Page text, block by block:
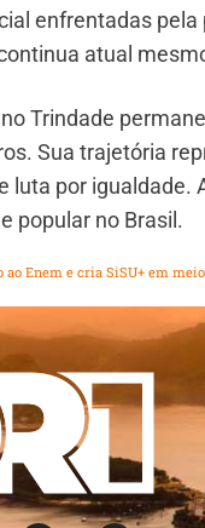
enfrentadas
atual
Trindade
Sua trajetória
luta por
popular no Brasil.